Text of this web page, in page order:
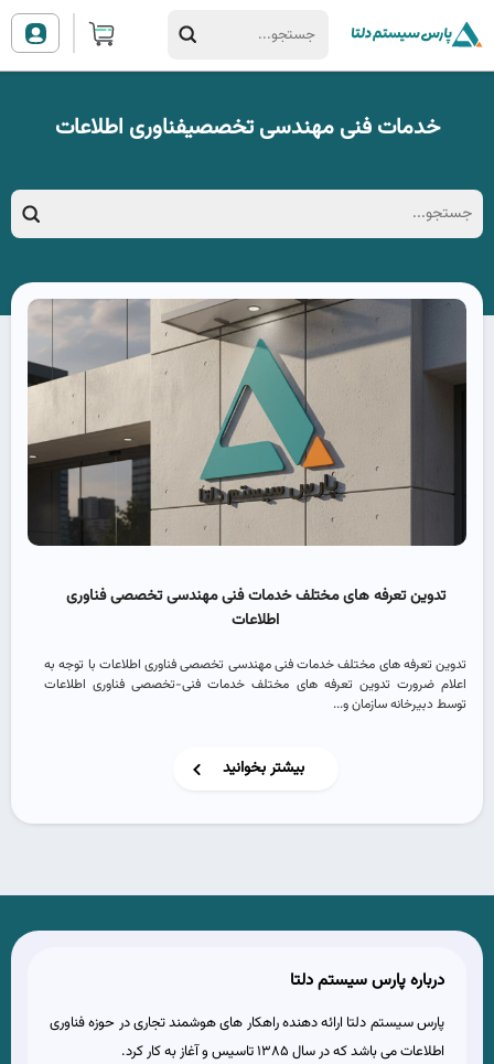
خدمات فنی مهندسی تخصصیفناوری اطلاعات
تدوین تعرفه های مختلف خدمات فنی مهندسی تخصصی فناوری
اطلاعات
تدوین تعرفه های مختلف خدمات فنی مهندسی تخصصی فناوری اطلاعات با توجه به
اعلام ضرورت تدوین تعرفه های مختلف خدمات فنی-تخصصی فناوری اطلاعات
توسط دبیرخانه سازمان و...
بیشتر بخوانید
درباره پارس سیستم دلتا
پارس سیستم دلتا ارائه دهنده راهکار های هوشمند تجاری در حوزه فناوری
اطلاعات می باشد که در سال 1385 تاسیس و آغاز به کار کرد.